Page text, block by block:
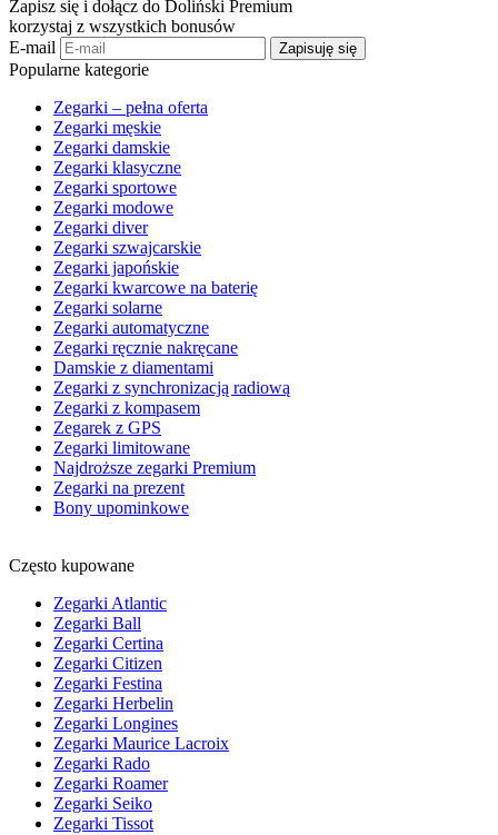
Zapisz się i dołącz do Doliński Premium
korzystaj z wszystkich bonusów
E-mail
Zapisuję się
Popularne kategorie
Zegarki – pełna oferta
Zegarki męskie
Zegarki damskie
Zegarki klasyczne
Zegarki sportowe
Zegarki modowe
Zegarki diver
Zegarki szwajcarskie
Zegarki japońskie
Zegarki kwarcowe na baterię
Zegarki solarne
Zegarki automatyczne
Zegarki ręcznie nakręcane
Damskie z diamentami
Zegarki z synchronizacją radiową
Zegarki z kompasem
Zegarek z GPS
Zegarki limitowane
Najdroższe zegarki Premium
Zegarki na prezent
Bony upominkowe
Często kupowane
Zegarki Atlantic
Zegarki Ball
Zegarki Certina
Zegarki Citizen
Zegarki Festina
Zegarki Herbelin
Zegarki Longines
Zegarki Maurice Lacroix
Zegarki Rado
Zegarki Roamer
Zegarki Seiko
Zegarki Tissot